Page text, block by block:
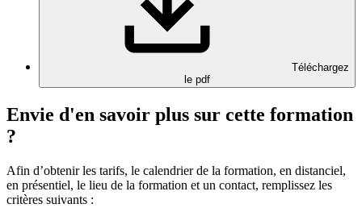
Téléchargez
le pdf
Envie d'en savoir plus sur cette formation
?
Afin d’obtenir les tarifs, le calendrier de la formation, en distanciel,
en présentiel, le lieu de la formation et un contact, remplissez les
critères suivants :